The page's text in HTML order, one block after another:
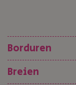
Borduren
Breien